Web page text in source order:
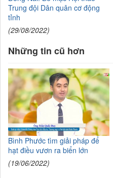
Trung đội Dân quân cơ động
tỉnh
(29/08/2022)
Những tin cũ hơn
Bình Phước tìm giải pháp để
hạt điều vươn ra biển lớn
(19/06/2022)